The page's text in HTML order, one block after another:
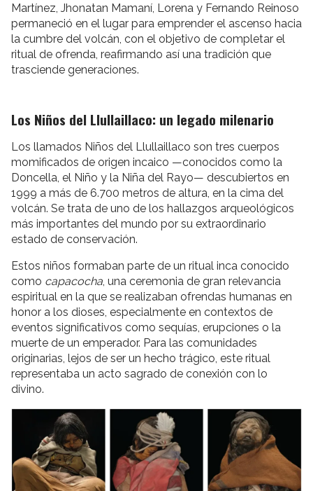
Martínez, Jhonatan Mamaní, Lorena y Fernando Reinoso
permaneció en el lugar para emprender el ascenso hacia
la cumbre del volcán, con el objetivo de completar el
ritual de ofrenda, reafirmando así una tradición que
trasciende generaciones.
Los Niños del Llullaillaco: un legado milenario
Los llamados Niños del Llullaillaco son tres cuerpos
momificados de origen incaico —conocidos como la
Doncella, el Niño y la Niña del Rayo— descubiertos en
1999 a más de 6.700 metros de altura, en la cima del
volcán. Se trata de uno de los hallazgos arqueológicos
más importantes del mundo por su extraordinario
estado de conservación.
Estos niños formaban parte de un ritual inca conocido
como capacocha, una ceremonia de gran relevancia
espiritual en la que se realizaban ofrendas humanas en
honor a los dioses, especialmente en contextos de
eventos significativos como sequías, erupciones o la
muerte de un emperador. Para las comunidades
originarias, lejos de ser un hecho trágico, este ritual
representaba un acto sagrado de conexión con lo
divino.